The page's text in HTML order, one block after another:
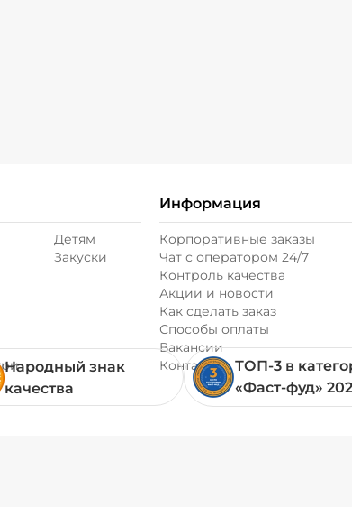
Детям
Закуски
Информация
Корпоративные заказы
Чат с оператором 24/7
Контроль качества
Акции и новости
Как сделать заказ
Способы оплаты
Вакансии
Контакты
Народный знак
качества
ТОП-3 в
«Фаст-фуд»